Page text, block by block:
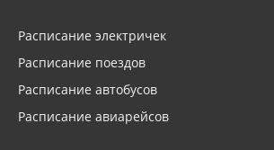
Расписание электричек
Расписание поездов
Расписание автобусов
Расписание авиарейсов